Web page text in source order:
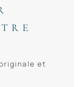
et